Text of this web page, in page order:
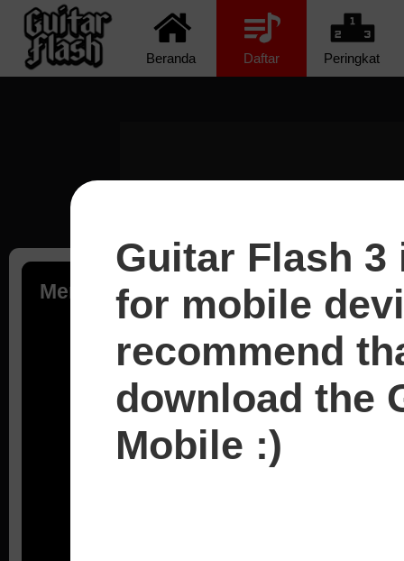
Beranda Daftar Peringkat
Memuat...
Guitar Flash
for mobile
recommend
download the
Mobile :)